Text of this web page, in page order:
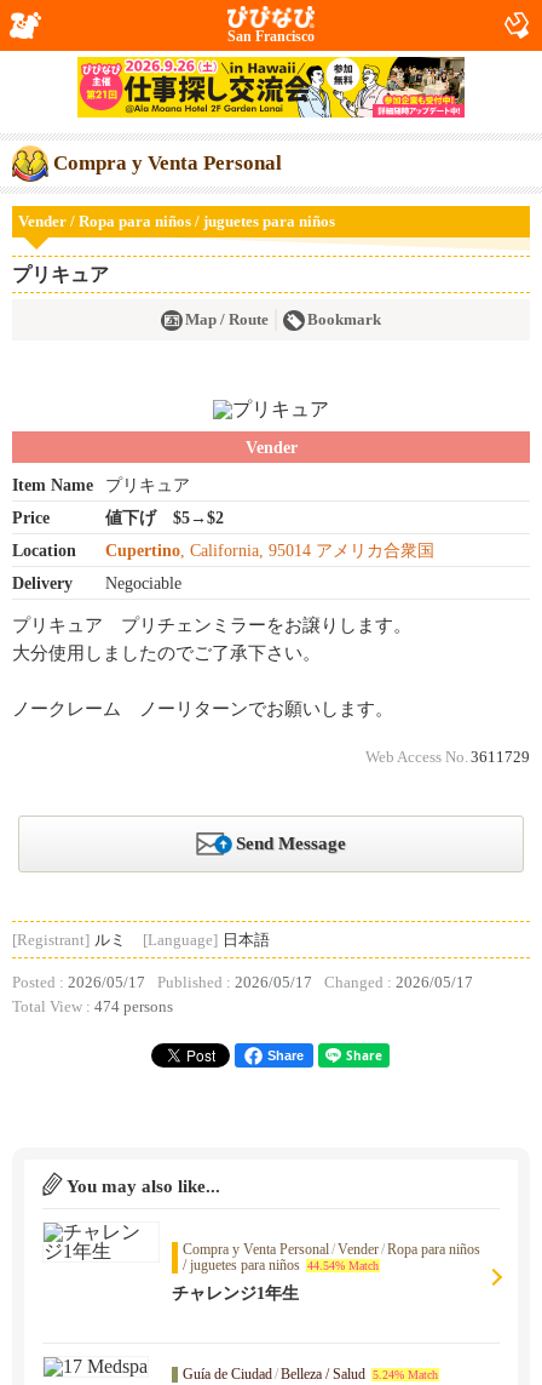
San Francisco
Compra y Venta Personal
Vender / Ropa para niños / juguetes para niños
プリキュア
Map / Route Bookmark
Vender
Item Name
プリキュア
Price
値下げ $5→$2
Location
Cupertino, California, 95014 アメリカ合衆国
Delivery
Negociable
プリキュア プリチェンミラーをお譲りします。
大分使用しましたのでご了承下さい。
ノークレーム ノーリターンでお願いします。
Web Access No. 3611729
Send Message
[Registrant] ルミ [Language] 日本語
Posted : 2026/05/17 Published : 2026/05/17 Changed : 2026/05/17
Total View : 474 persons
Share
You may also like...
Compra y Venta Personal/Vender/Ropa para niños
/ juguetes para niños 44.54% Match
チャレンジ1年生
Guía de Ciudad/Belleza / Salud 5.24% Match